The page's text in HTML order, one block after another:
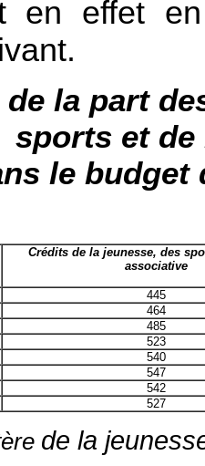
en effet
la part
sports et de
le budget
Crédits de la jeunesse, des
associative
445
464
485
523
540
547
542
527
de la